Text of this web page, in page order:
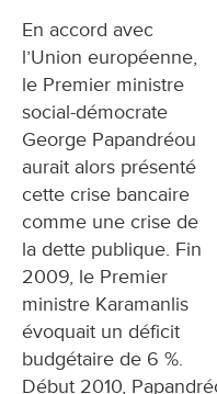
En accord avec
l’Union européenne,
le Premier ministre
social-démocrate
George Papandréou
aurait alors présenté
cette crise bancaire
comme une crise de
la dette publique. Fin
2009, le Premier
ministre Karamanlis
évoquait un déficit
budgétaire de 6 %.
Début 2010,